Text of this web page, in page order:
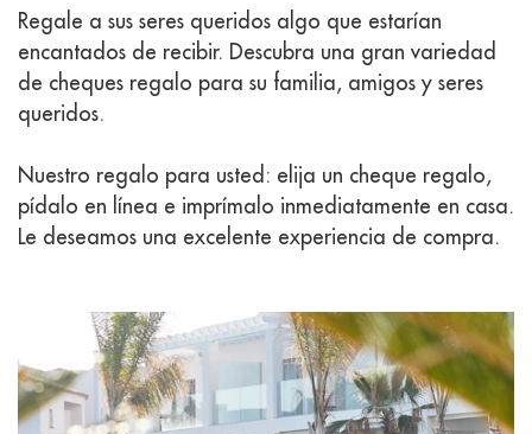
Regale a sus seres queridos algo que estarían
encantados de recibir. Descubra una gran variedad
de cheques regalo para su familia, amigos y seres
queridos.
Nuestro regalo para usted: elija un cheque regalo,
pídalo en línea e imprímalo inmediatamente en casa.
Le deseamos una excelente experiencia de compra.